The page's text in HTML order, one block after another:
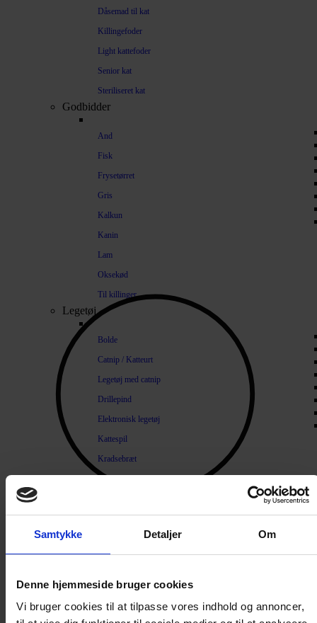
Samtykke Detaljer Om
Denne hjemmeside bruger cookies
Vi bruger cookies til at tilpasse vores indhold og annoncer,
Dåsemad til kat
Killingefoder
Light kattefoder
Senior kat
Steriliseret kat
Godbidder
And
Fisk
Frysetørret
Gris
Kalkun
Kanin
Lam
Oksekød
Til killinger
Legetøj
Bolde
Catnip / Katteurt
Legetøj med catnip
Drillepind
Elektronisk legetøj
Kattespil
Kradsebræt
Lopper og Pels
Hygiejne
Tænder / Ånde